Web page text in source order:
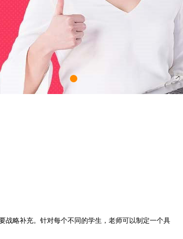
战略补充。针对每个不同的学生，老师可以制定一个具